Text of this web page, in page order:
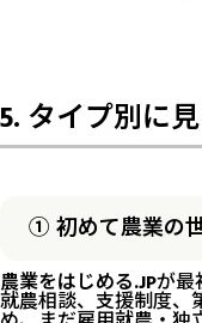
5. タイプ別に
① 初めて農業の
農業をはじめる.JPが最
就農相談、支援制度、